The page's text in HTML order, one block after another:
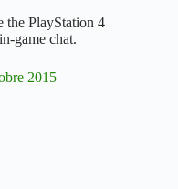
PlayStation 4
game chat.
2015